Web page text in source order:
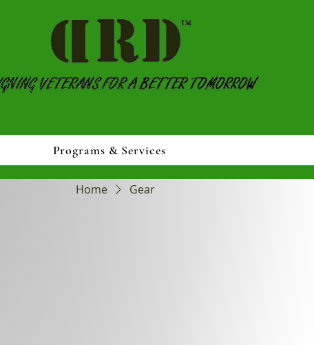
Programs & Services
Home Gear